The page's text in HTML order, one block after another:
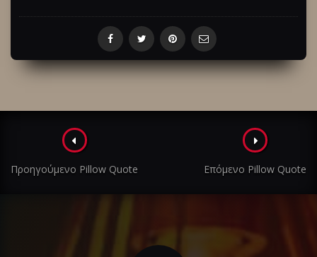
Πλοήγηση
στα
άρθρα
Προηγούμενο Pillow Quote Επόμενο Pillow Quote